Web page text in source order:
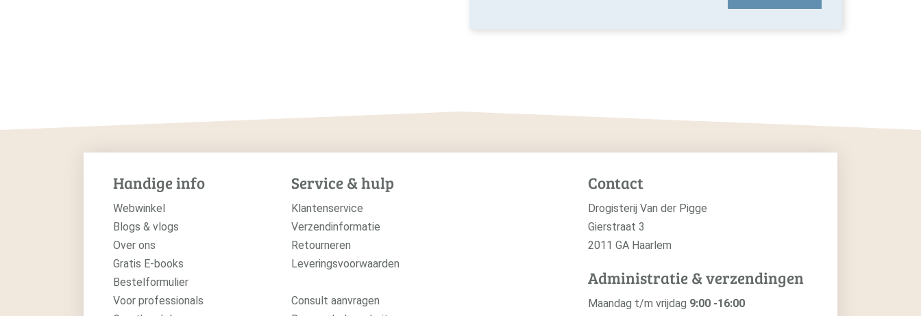
Handige info
Webwinkel
Blogs & vlogs
Over ons
Gratis E-books
Bestelformulier
Voor professionals
Service & hulp
Klantenservice
Verzendinformatie
Retourneren
Leveringsvoorwaarden
Consult aanvragen
Contact
Drogisterij Van der Pigge
Gierstraat 3
2011 GA Haarlem
Administratie & verzendingen
Maandag t/m vrijdag 9:00 -16:00